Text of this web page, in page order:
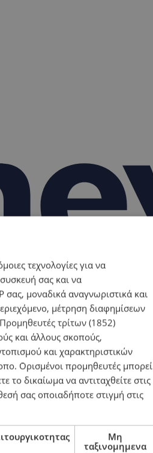
τεχνολογίες για να
σας και να
μοναδικά αναγνωριστικά και
μέτρηση διαφημίσεων
Προμηθευτές τρίτων (1852)
και άλλους σκοπούς,
και χαρακτηριστικών
Ορισμένοι προμηθευτές μπορεί
το δικαίωμα να αντιταχθείτε στις
σας οποιαδήποτε στιγμή στις
Μη
ταξινομημενα